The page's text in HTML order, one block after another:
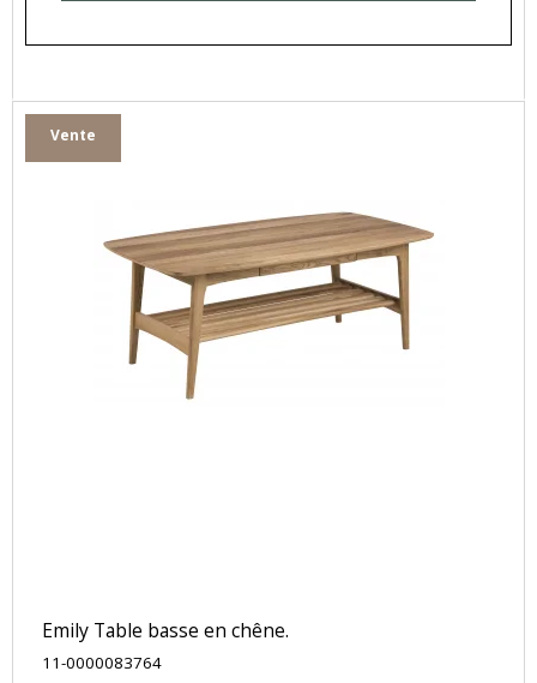
Vente
Emily Table basse en chêne.
11-0000083764